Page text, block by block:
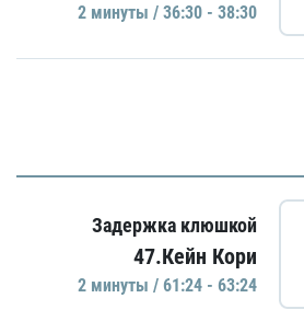
2 минуты / 36:30 - 38:30
Задержка клюшкой
47.Кейн Кори
2 минуты / 61:24 - 63:24